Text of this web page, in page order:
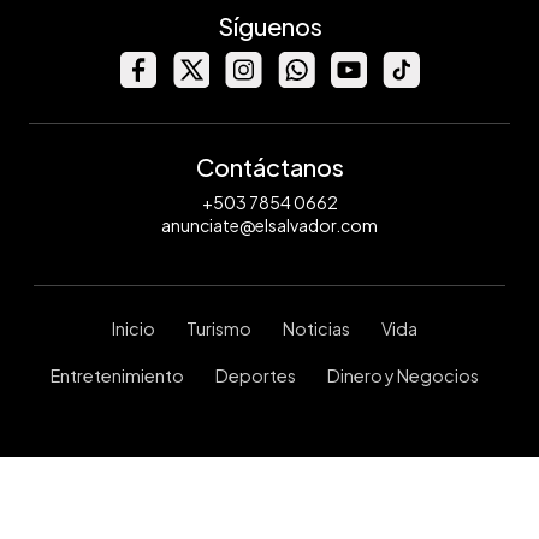
Síguenos
Contáctanos
+503 7854 0662
anunciate@elsalvador.com
Inicio Turismo Noticias Vida
Entretenimiento Deportes Dinero y Negocios